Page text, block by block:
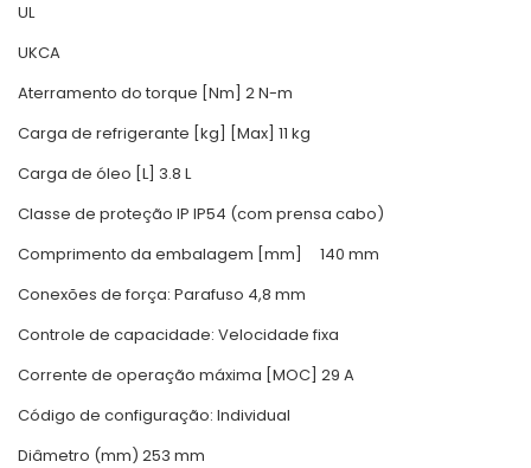
UL
UKCA
Aterramento do torque [Nm] 2 N-m
Carga de refrigerante [kg] [Max] 11 kg
Carga de óleo [L] 3.8 L
Classe de proteção IP IP54 (com prensa cabo)
Comprimento da embalagem [mm]
140 mm
Conexões de força: Parafuso 4,8 mm
Controle de capacidade: Velocidade fixa
Corrente de operação máxima [MOC] 29 A
Código de configuração: Individual
Diâmetro (mm) 253 mm